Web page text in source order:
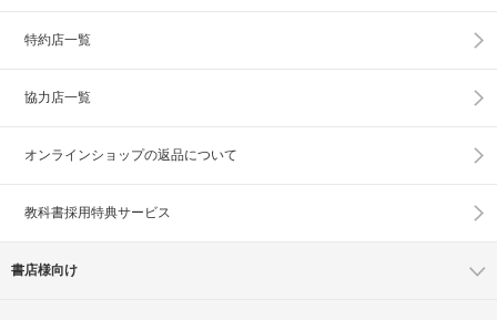
特約店一覧
協力店一覧
オンラインショップの返品について
教科書採用特典サービス
書店様向け